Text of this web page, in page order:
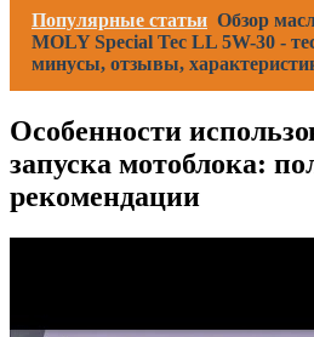
Популярные статьи Обзор
MOLY Special Tec LL 5W-30 -
минусы, отзывы,
Особенности
запуска мотоблока:
рекомендации